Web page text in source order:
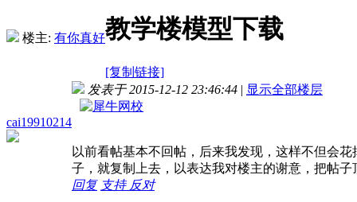
楼主: 有你真好教学楼模型下载
[复制链接]
cai19910214
发表于 2015-12-12 23:46:44 | 显示全部楼层
以前看帖基本不回帖，后来我发现，这样不但会
子，就复制上去，以表达我对楼主的谢意，把帖
回复 支持 反对